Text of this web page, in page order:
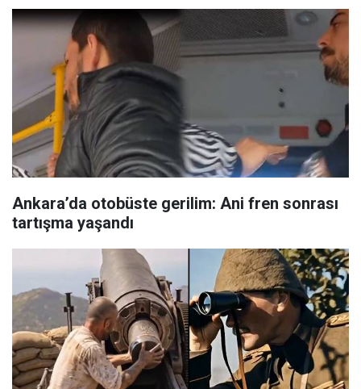
Ankara’da otobüste gerilim: Ani fren sonrası
tartışma yaşandı